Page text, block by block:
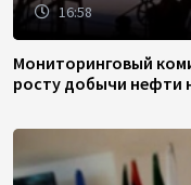
16:58
Мониторинговый
росту добычи нефти